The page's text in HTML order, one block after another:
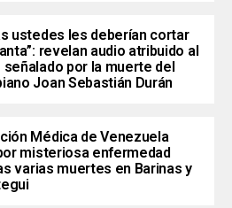
ustedes les deberían cortar
revelan audio atribuido al
por la muerte del
Joan Sebastián Durán
Médica de Venezuela
misteriosa enfermedad
varias muertes en Barinas y